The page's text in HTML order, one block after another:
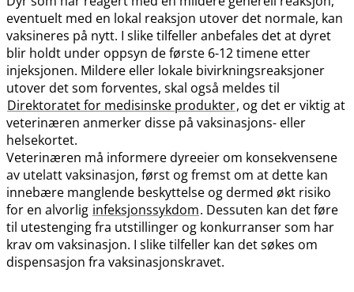
eventuelt med en lokal reaksjon utover det normale, kan
vaksineres på nytt. I slike tilfeller anbefales det at dyret
blir holdt under oppsyn de første 6-12 timene etter
injeksjonen. Mildere eller lokale bivirkningsreaksjoner
utover det som forventes, skal også meldes til
Direktoratet for medisinske produkter, og det er viktig at
veterinæren anmerker disse på vaksinasjons- eller
helsekortet.
Veterinæren må informere dyreeier om konsekvensene
av utelatt vaksinasjon, først og fremst om at dette kan
innebære manglende beskyttelse og dermed økt risiko
for en alvorlig infeksjonssykdom. Dessuten kan det føre
til utestenging fra utstillinger og konkurranser som har
krav om vaksinasjon. I slike tilfeller kan det søkes om
dispensasjon fra vaksinasjonskravet.